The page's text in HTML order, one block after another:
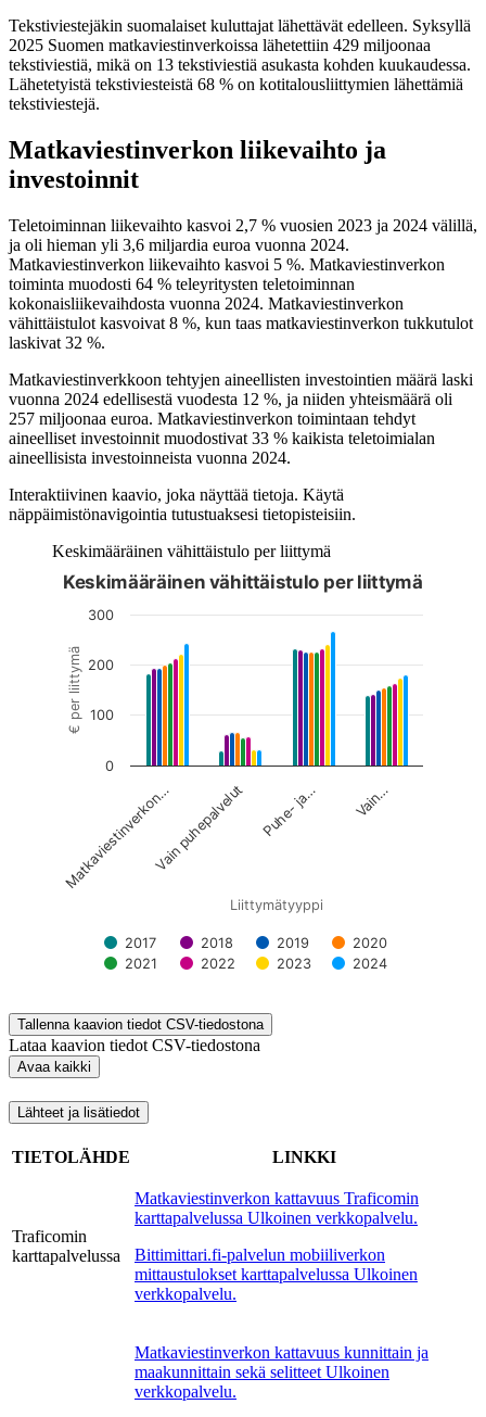
Tekstiviestejäkin suomalaiset kuluttajat lähettävät edelleen. Syksyllä
2025 Suomen matkaviestinverkoissa lähetettiin 429 miljoonaa
tekstiviestiä, mikä on 13 tekstiviestiä asukasta kohden kuukaudessa.
Lähetetyistä tekstiviesteistä 68 % on kotitalousliittymien lähettämiä
tekstiviestejä.
Matkaviestinverkon liikevaihto ja
investoinnit
Teletoiminnan liikevaihto kasvoi 2,7 % vuosien 2023 ja 2024 välillä,
ja oli hieman yli 3,6 miljardia euroa vuonna 2024.
Matkaviestinverkon liikevaihto kasvoi 5 %. Matkaviestinverkon
toiminta muodosti 64 % teleyritysten teletoiminnan
kokonaisliikevaihdosta vuonna 2024. Matkaviestinverkon
vähittäistulot kasvoivat 8 %, kun taas matkaviestinverkon tukkutulot
laskivat 32 %.
Matkaviestinverkkoon tehtyjen aineellisten investointien määrä laski
vuonna 2024 edellisestä vuodesta 12 %, ja niiden yhteismäärä oli
257 miljoonaa euroa. Matkaviestinverkon toimintaan tehdyt
aineelliset investoinnit muodostivat 33 % kaikista teletoimialan
aineellisista investoinneista vuonna 2024.
Interaktiivinen kaavio, joka näyttää tietoja. Käytä
näppäimistönavigointia tutustuaksesi tietopisteisiin.
Keskimääräinen vähittäistulo per liittymä
Kuvaaja on interaktiivinen. Siirry kuvaajaan sarkaimella ja
Liittymätyyppi
€ per liittymä
Keskimääräinen vähittäistulo per liittymä
2017 2018 2019
2020
2021
2022 2023 2024
Matkaviestinverkon…Vain puhepalvelut Puhe- ja… Vain…
0
100
200
300
Tallenna kaavion tiedot CSV-tiedostona
Lataa kaavion tiedot CSV-tiedostona
Avaa kaikki
Lähteet ja lisätiedot
TIETOLÄHDE LINKKI
Traficomin
karttapalvelussa
Matkaviestinverkon kattavuus Traficomin
karttapalvelussa Ulkoinen verkkopalvelu.
Bittimittari.fi-palvelun mobiiliverkon
mittaustulokset karttapalvelussa Ulkoinen
verkkopalvelu.
Matkaviestinverkon kattavuus kunnittain ja
maakunnittain sekä selitteet Ulkoinen
verkkopalvelu.